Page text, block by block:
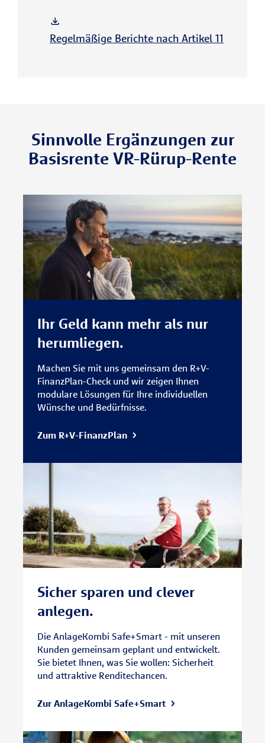
Regelmäßige Berichte nach Artikel 11
Sinnvolle Ergän­zungen zur
Basisrente VR-Rürup-Rente
Ihr Geld kann mehr als nur
herumliegen.
Machen Sie mit uns gemeinsam den R+V-
FinanzPlan-Check und wir zeigen Ihnen
modulare Lösungen für Ihre individuellen
Wünsche und Bedürfnisse.
Zum R+V-FinanzPlan
Sicher sparen und clever
anlegen.
Die AnlageKombi Safe+Smart - mit unseren
Kunden gemeinsam geplant und entwickelt.
Sie bietet Ihnen, was Sie wollen: Sicherheit
und attraktive Renditechancen.
Zur AnlageKombi Safe+Smart